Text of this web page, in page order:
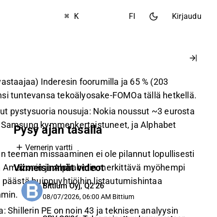
⌘ K FI Kirjaudu
Inderesin foorumilla ja 65 % (203
tuntevansa tekoälyosake-FOMOa tällä hetkellä.
pystysuoria nousuja: Nokia noussut ~3 eurosta
kymmenkertaistuneet, ja Alphabet
teeman missaaminen ei ole pilannut lopullisesti
ja Alphabetin merkittävä myöhempi
huippuyhtiöihin listautumishintaa
Shillerin PE on noin 43 ja teknisen analyysin
Pysy ajan tasalla
Vernerin vartti
Viimeisimmät videot
Bittium Oyj, Q2'26
08/07/2026, 06:00 AM Bittium